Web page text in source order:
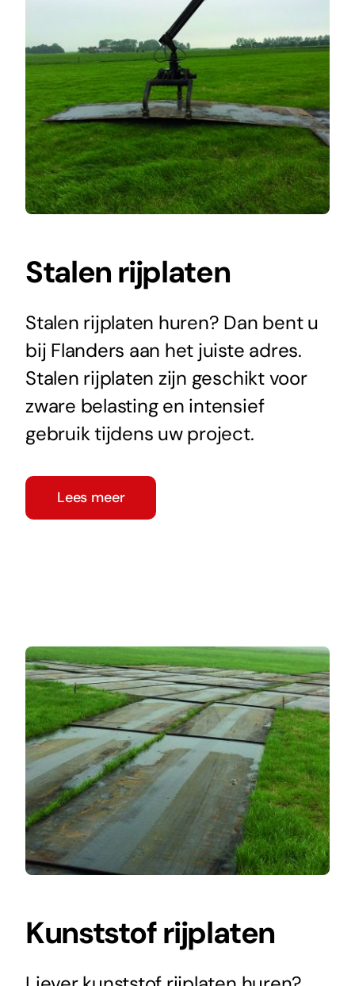
Stalen rijplaten
Stalen rijplaten huren? Dan bent u
bij Flanders aan het juiste adres.
Stalen rijplaten zijn geschikt voor
zware belasting en intensief
gebruik tijdens uw project.
Lees meer
Kunststof rijplaten